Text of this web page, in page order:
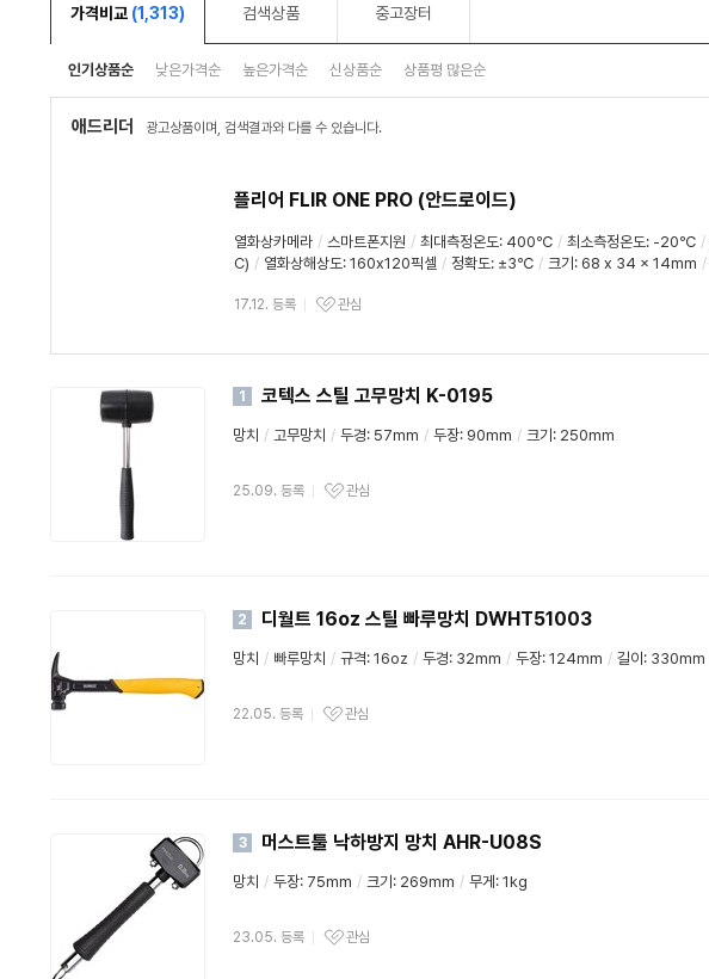
가격비교 (1,313) 검색상품 중고장터
인기상품순 낮은가격순 높은가격순 신상품순 상품평 많은순
애드리더 광고상품이며, 검색결과와 다를 수 있습니다.
플리어 FLIR ONE PRO (안드로이드)
열화상카메라 / 스마트폰지원 / 최대측정온도: 400℃ / 최소측정온도: -20℃ /
C) / 열화상해상도: 160x120픽셀 / 정확도: ±3℃ / 크기: 68 x 34 x 14mm /
17.12. 등록 관심
1 코텍스 스틸 고무망치 K-0195
망치 / 고무망치 / 두경: 57mm / 두장: 90mm / 크기: 250mm
25.09. 등록 관심
2 디월트 16oz 스틸 빠루망치 DWHT51003
망치 / 빠루망치 / 규격: 16oz / 두경: 32mm / 두장: 124mm / 길이: 330mm
22.05. 등록 관심
3 머스트툴 낙하방지 망치 AHR-U08S
망치 / 두장: 75mm / 크기: 269mm / 무게: 1kg
23.05. 등록 관심